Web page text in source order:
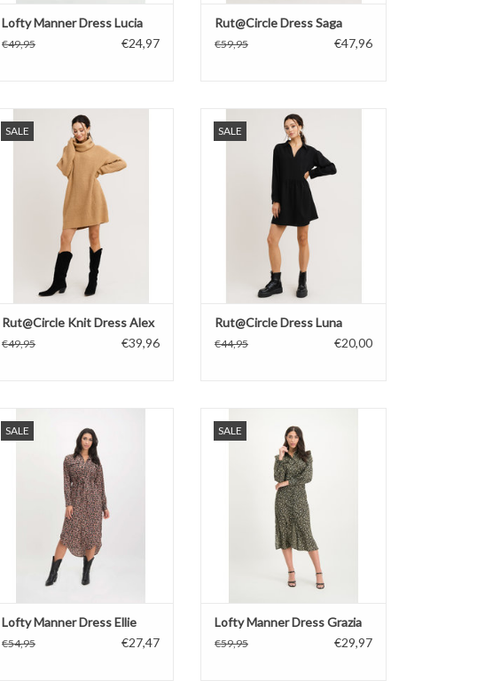
Lofty Manner Dress Lucia
€49,95 €24,97
Rut@Circle Dress Saga
€59,95 €47,96
SALE
Rut@Circle Knit Dress Alex
TOEVOEGEN AAN WINKELWAGEN
Rut@Circle Knit Dress Alex
€49,95 €39,96
SALE
Rut@Circle Dress Luna
Rut@Circle Dress Luna
€44,95 €20,00
SALE
Lofty Manner Dress Ellie
€54,95 €27,47
SALE
TOEVOEGEN AAN WINKELWAGEN
Lofty Manner Dress Grazia
€59,95 €29,97